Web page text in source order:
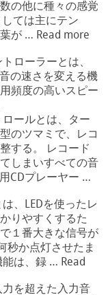
の他に種々の感覚
ては主にテン
が … Read more
ローラーとは、
の速さを変える機
頻度の高いスピー
ロールとは、ター
のツマミで、レコ
する。 レコード
しまいすべての音
CDプレーヤー …
、LEDを使ったレ
りやすくするた
１番大きな信号が
秒か点灯させたま
は、録 … Read
を超えた入力音